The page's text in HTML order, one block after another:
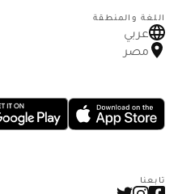
اللغة والمنطقة
عربي
مصر
تابعنا